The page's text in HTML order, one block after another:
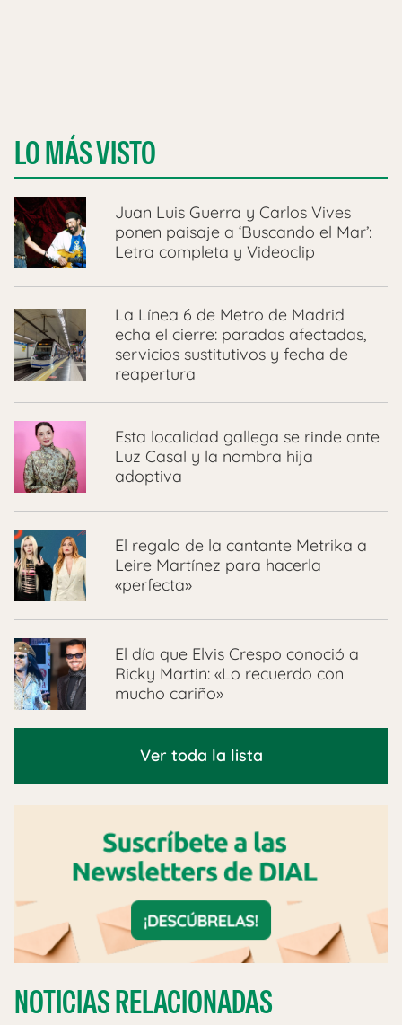
LO MÁS VISTO
Juan Luis Guerra y Carlos Vives
ponen paisaje a ‘Buscando el Mar’:
Letra completa y Videoclip
La Línea 6 de Metro de Madrid
echa el cierre: paradas afectadas,
servicios sustitutivos y fecha de
reapertura
Esta localidad gallega se rinde ante
Luz Casal y la nombra hija
adoptiva
El regalo de la cantante Metrika a
Leire Martínez para hacerla
«perfecta»
El día que Elvis Crespo conoció a
Ricky Martin: «Lo recuerdo con
mucho cariño»
Ver toda la lista
NOTICIAS RELACIONADAS